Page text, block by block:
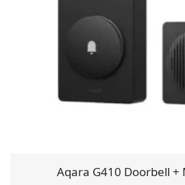
Aqara G410 Doorbell